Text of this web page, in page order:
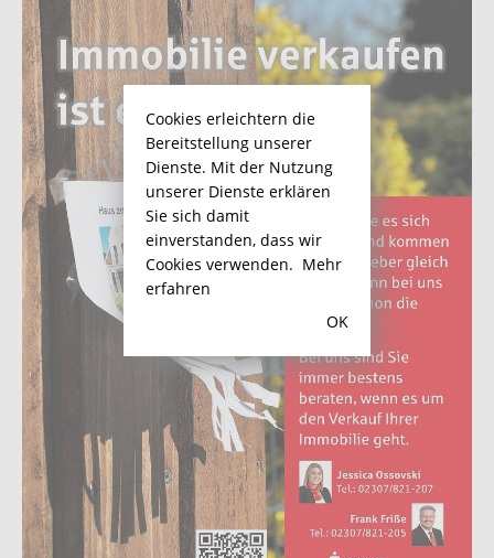
Cookies erleichtern die
Bereitstellung unserer
Dienste. Mit der Nutzung
unserer Dienste erklären
Sie sich damit
einverstanden, dass wir
Cookies verwenden. Mehr
erfahren
OK